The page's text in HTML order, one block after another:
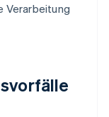
Verarbeitung